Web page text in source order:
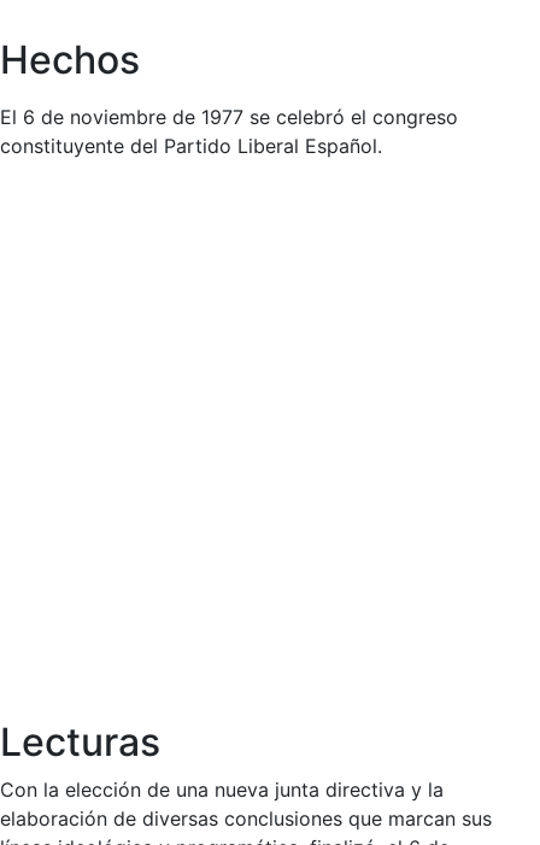
Hechos
El 6 de noviembre de 1977 se celebró el congreso
constituyente del Partido Liberal Español.
Lecturas
Con la elección de una nueva junta directiva y la
elaboración de diversas conclusiones que marcan sus